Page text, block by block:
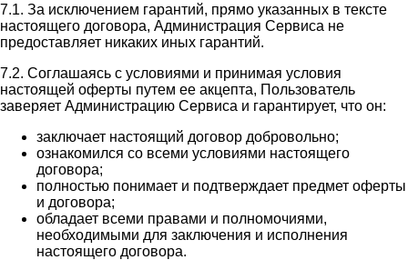
7.1. За исключением гарантий, прямо указанных в тексте
настоящего договора, Администрация Сервиса не
предоставляет никаких иных гарантий.
7.2. Соглашаясь с условиями и принимая условия
настоящей оферты путем ее акцепта, Пользователь
заверяет Администрацию Сервиса и гарантирует, что он:
заключает настоящий договор добровольно;
ознакомился со всеми условиями настоящего
договора;
полностью понимает и подтверждает предмет оферты
и договора;
обладает всеми правами и полномочиями,
необходимыми для заключения и исполнения
настоящего договора.